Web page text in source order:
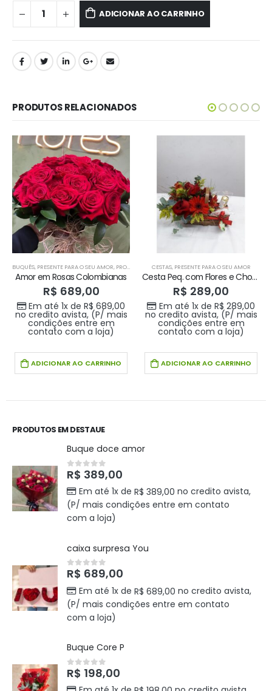
ADICIONAR AO CARRINHO
PRODUTOS RELACIONADOS
BUQUÊS, PRESENTE PARA O SEU AMOR, PRODUTOS HOME 1
Amor em Rosas Colombianas
R$ 689,00
Em até 1x deR$ 689,00
no credito avista, (P/ mais
condições entre em
contato com a loja)
ADICIONAR AO CARRINHO
CESTAS, PRESENTE PARA O SEU AMOR
Cesta Peq. com Flores e Chocolates
R$ 289,00
Em até 1x de R$ 289,00
no credito avista, (P/ mais
condições entre em
contato com a loja)
ADICIONAR AO CARRINHO
PRODUTOS EM DESTAUE
Buque doce amor
0out of 5
R$ 389,00
Em até 1x de R$ 389,00 no credito avista,
(P/ mais condições entre em contato
com a loja)
caixa surpresa You
0out of 5
R$ 689,00
Em até 1x de R$ 689,00 no credito avista,
(P/ mais condições entre em contato
com a loja)
Buque Core P
0out of 5
R$ 198,00